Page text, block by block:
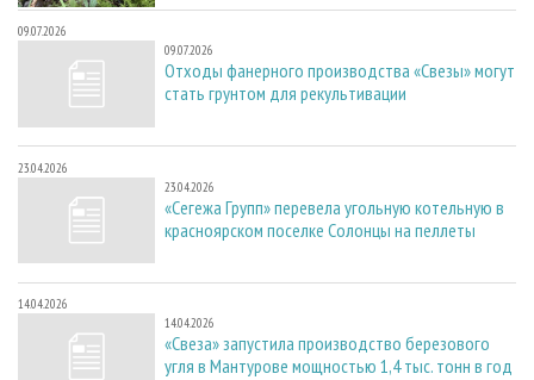
09.07.2026
09.07.2026
Отходы фанерного производства «Свезы» могут
стать грунтом для рекультивации
23.04.2026
23.04.2026
«Сегежа Групп» перевела угольную котельную в
красноярском поселке Солонцы на пеллеты
14.04.2026
14.04.2026
«Свеза» запустила производство березового
угля в Мантурове мощностью 1,4 тыс. тонн в год